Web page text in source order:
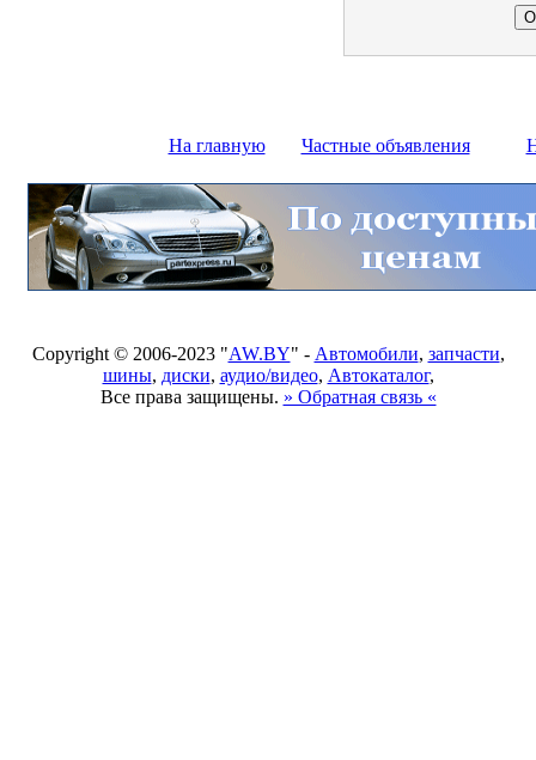
На главную Частные объявления
Copyright © 2006-2023 "AW.BY" - Автомобили, запчасти,
шины, диски, аудио/видео, Автокаталог,
Все права защищены. » Обратная связь «